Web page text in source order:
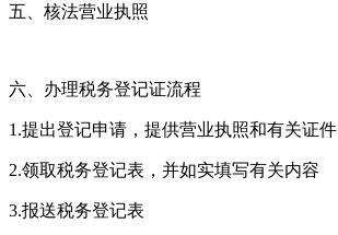
五、核法营业执照
六、办理税务登记证流程
1.提出登记申请，提供营业执照和有关证件
2.领取税务登记表，并如实填写有关内容
3.报送税务登记表